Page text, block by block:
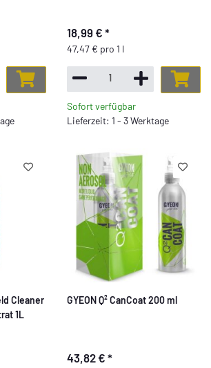
18,99 € *
47,47 € pro 1 l
Sofort verfügbar
Lieferzeit: 1 - 3 Werktage
Cleaner
1L
GYEON Q² CanCoat 200 ml
43,82 € *